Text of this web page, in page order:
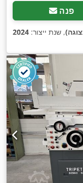
פנה
, שנת ייצור: 2024